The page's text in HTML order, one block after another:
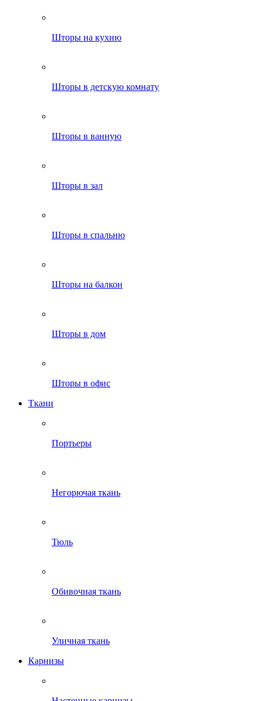
Шторы на кухню
Шторы в детскую комнату
Шторы в ванную
Шторы в зал
Шторы в спальню
Шторы на балкон
Шторы в дом
Шторы в офис
Ткани
Портьеры
Негорючая ткань
Тюль
Обивочная ткань
Уличная ткань
Карнизы